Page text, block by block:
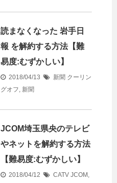
読まなくなった 岩手日
報 を解約する方法【難
易度:むずかしい】
2018/04/13 新聞 クーリン
グオフ, 新聞
JCOM埼玉県央のテレビ
やネットを解約する方法
【難易度:むずかしい】
2018/04/12 CATV JCOM ,